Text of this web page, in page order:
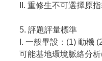
II. 重修生不可選擇原指
5. 評題評量標準
I. 一般畢設：(1) 動機
可能基地環境脈絡分